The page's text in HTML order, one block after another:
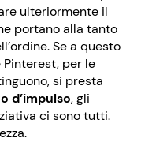
ulteriormente il
portano alla tanto
Se a questo
Pinterest, per le
si presta
d’impulso, gli
ci sono tutti.